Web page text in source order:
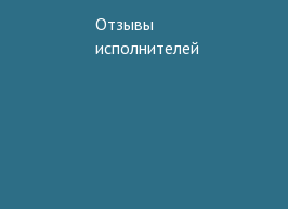
Отзывы
исполнителей